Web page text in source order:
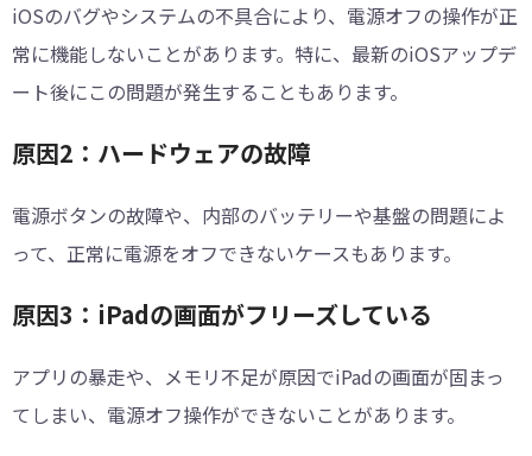
iOSのバグやシステムの不具合により、電源オフの操作が正
常に機能しないことがあります。特に、最新のiOSアップデ
ート後にこの問題が発生することもあります。
原因2：ハードウェアの故障
電源ボタンの故障や、内部のバッテリーや基盤の問題によ
って、正常に電源をオフできないケースもあります。
原因3：iPadの画面がフリーズしている
アプリの暴走や、メモリ不足が原因でiPadの画面が固まっ
てしまい、電源オフ操作ができないことがあります。